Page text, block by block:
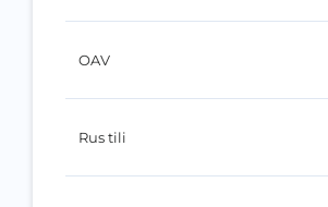
OAV
Rus tili